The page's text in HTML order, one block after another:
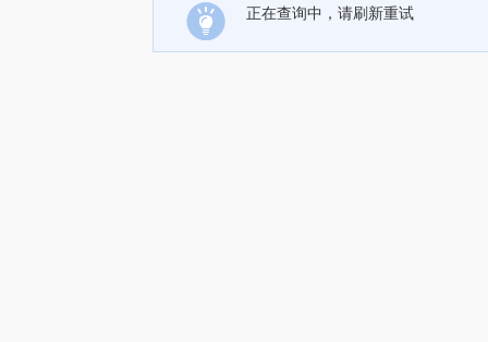
正在查询中，请刷新重试